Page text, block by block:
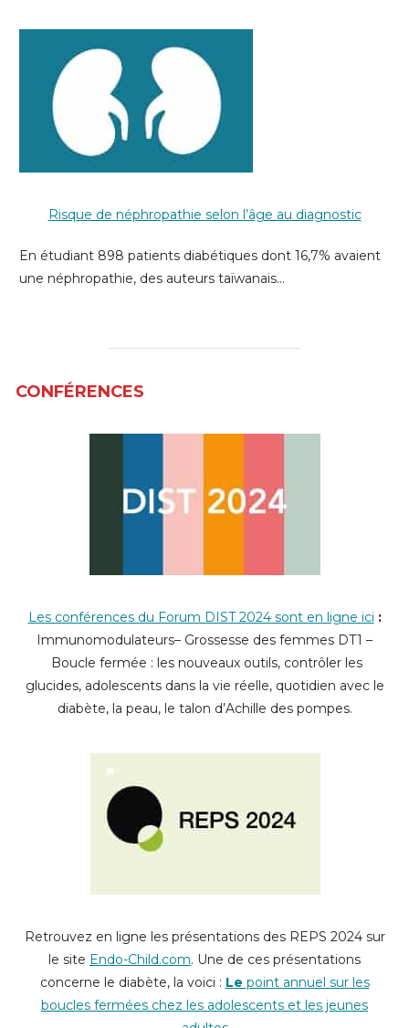
Risque de néphropathie selon l’âge au diagnostic
En étudiant 898 patients diabétiques dont 16,7% avaient
une néphropathie, des auteurs taïwanais…
CONFÉRENCES
Les conférences du Forum DIST 2024 sont en ligne ici :
Immunomodulateurs– Grossesse des femmes DT1 –
Boucle fermée : les nouveaux outils, contrôler les
glucides, adolescents dans la vie réelle, quotidien avec le
diabète, la peau, le talon d’Achille des pompes.
Retrouvez en ligne les présentations des REPS 2024 sur
le site Endo-Child.com. Une de ces présentations
concerne le diabète, la voici : Le point annuel sur les
boucles fermées chez les adolescents et les jeunes